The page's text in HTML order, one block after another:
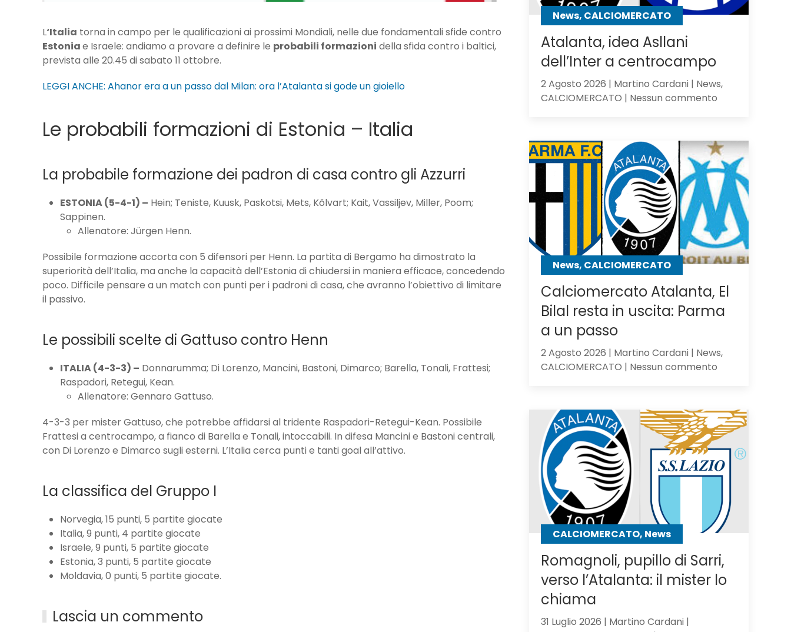
L‘Italia torna in campo per le qualificazioni ai prossimi Mondiali, nelle due fondamentali sfide contro
Estoniae Israele: andiamo a provare a definire le probabili formazioni della sfida contro i baltici,
prevista alle 20.45 di sabato 11 ottobre.
LEGGI ANCHE: Ahanor era a un passo dal Milan: ora l’Atalanta si gode un gioiello
Le probabili formazioni di Estonia – Italia
La probabile formazione dei padron di casa contro gli Azzurri
ESTONIA (5-4-1) – Hein; Teniste, Kuusk, Paskotsi, Mets, Kõlvart; Kait, Vassiljev, Miller, Poom;
Sappinen.
Allenatore: Jürgen Henn.
Possibile formazione accorta con 5 difensori per Henn. La partita di Bergamo ha dimostrato la
superiorità dell’Italia, ma anche la capacità dell’Estonia di chiudersi in maniera efficace, concedendo
poco. Difficile pensare a un match con punti per i padroni di casa, che avranno l’obiettivo di limitare
il passivo.
Le possibili scelte di Gattuso contro Henn
ITALIA (4-3-3) – Donnarumma; Di Lorenzo, Mancini, Bastoni, Dimarco; Barella, Tonali, Frattesi;
Raspadori, Retegui, Kean.
Allenatore: Gennaro Gattuso.
4-3-3 per mister Gattuso, che potrebbe affidarsi al tridente Raspadori-Retegui-Kean. Possibile
Frattesi a centrocampo, a fianco di Barella e Tonali, intoccabili. In difesa Mancini e Bastoni centrali,
con Di Lorenzo e Dimarco sugli esterni. L’Italia cerca punti e tanti goal all’attivo.
La classifica del Gruppo I
Norvegia, 15 punti, 5 partite giocate
Italia, 9 punti, 4 partite giocate
Israele, 9 punti, 5 partite giocate
Estonia, 3 punti, 5 partite giocate
Moldavia, 0 punti, 5 partite giocate.
Lascia un commento
contro
gli
News, CALCIOMERCATO
Atalanta, idea Asllani
dell’Inter a centrocampo
2 Agosto 2026 | Martino Cardani | News,
CALCIOMERCATO | Nessun commentosu
Asllani
dell’Inter
a
centrocampo
News, CALCIOMERCATO
Calciomercato Atalanta, El
Bilal resta in uscita: Parma
a un passo
2 Agosto 2026 | Martino Cardani | News,
CALCIOMERCATO | Nessun commentosu
El
Bilal
resta
in
uscita:
Parma
un
passo
CALCIOMERCATO, News
Romagnoli, pupillo di Sarri,
verso l’Atalanta: il mister lo
chiama
31 Luglio 2026 | Martino Cardani |